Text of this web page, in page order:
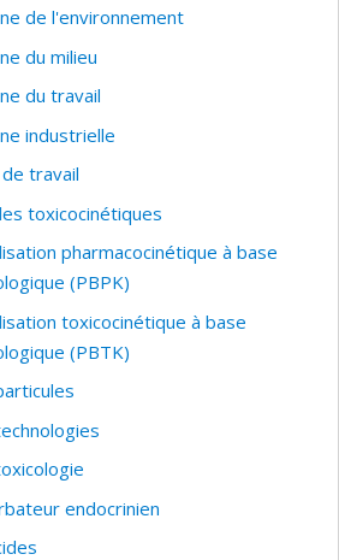
de l'environnement
du milieu
du travail
industrielle
travail
toxicocinétiques
pharmacocinétique à base
(PBPK)
toxicocinétique à base
(PBTK)
endocrinien